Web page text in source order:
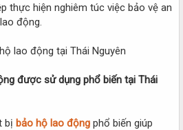
thực hiện nghiêm túc việc bảo vệ an
động.
được sử dụng phổ biến tại Thái
bị bảo hộ lao động phổ biến giúp